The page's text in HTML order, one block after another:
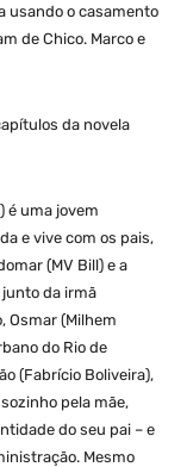
usando o casamento
de Chico. Marco e
da novela
é uma jovem
e vive com os pais,
(MV Bill) e a
da irmã
Osmar (Milhem
do Rio de
(Fabrício Boliveira),
pela mãe,
do seu pai – e
Mesmo